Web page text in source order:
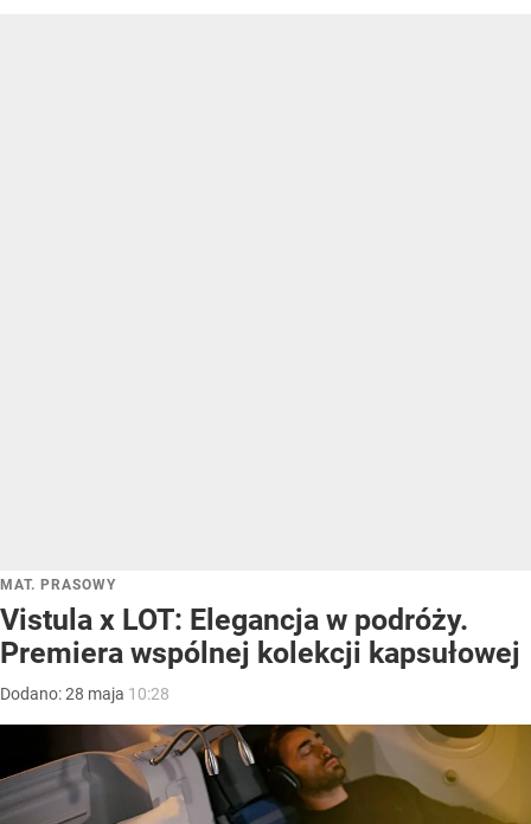
MAT. PRASOWY
Vistula x LOT: Elegancja w podróży.
Premiera wspólnej kolekcji kapsułowej
Dodano:28 maja 10:28